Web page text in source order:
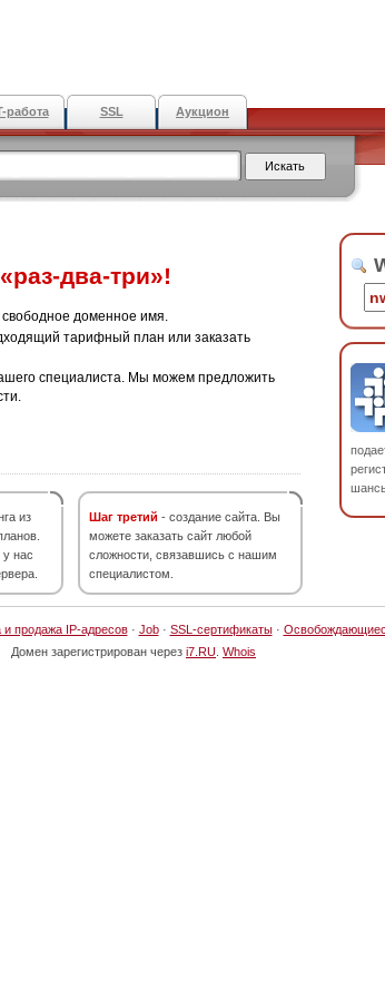
работа SSL Аукцион
«раз-два-три»!
свободное доменное имя.
тарифный план или заказать
специалиста. Мы можем предложить
из
у нас
Шаг третий - создание сайта. Вы
можете заказать сайт любой
сложности, связавшись с нашим
специалистом.
и продажа IP-адресов· Job· SSL-сертификаты·
Домен зарегистрирован через i7.RU Whois